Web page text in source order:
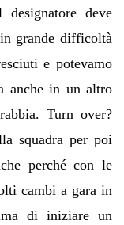
deve
grande difficoltà
e potevamo
anche in un altro
Turn over?
squadra per poi
perché con le
cambi a gara in
di iniziare un